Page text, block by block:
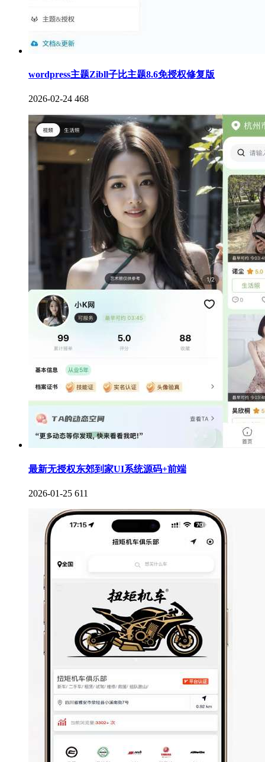
wordpress主题Zibll子比主题8.6免授权修复版
2026-02-24 468
最新无授权东郊到家UI系统源码+前端
2026-01-25 611